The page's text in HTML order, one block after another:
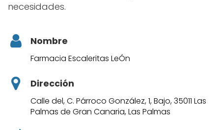
necesidades.
Nombre
Farmacia Escaleritas LeÓn
Dirección
Calle del, C. Párroco González, 1, Bajo, 35011 Las
Palmas de Gran Canaria, Las Palmas